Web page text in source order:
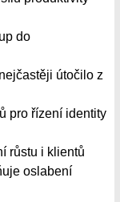
do
útočilo z
pro řízení identity
růstu i klientů
oslabení